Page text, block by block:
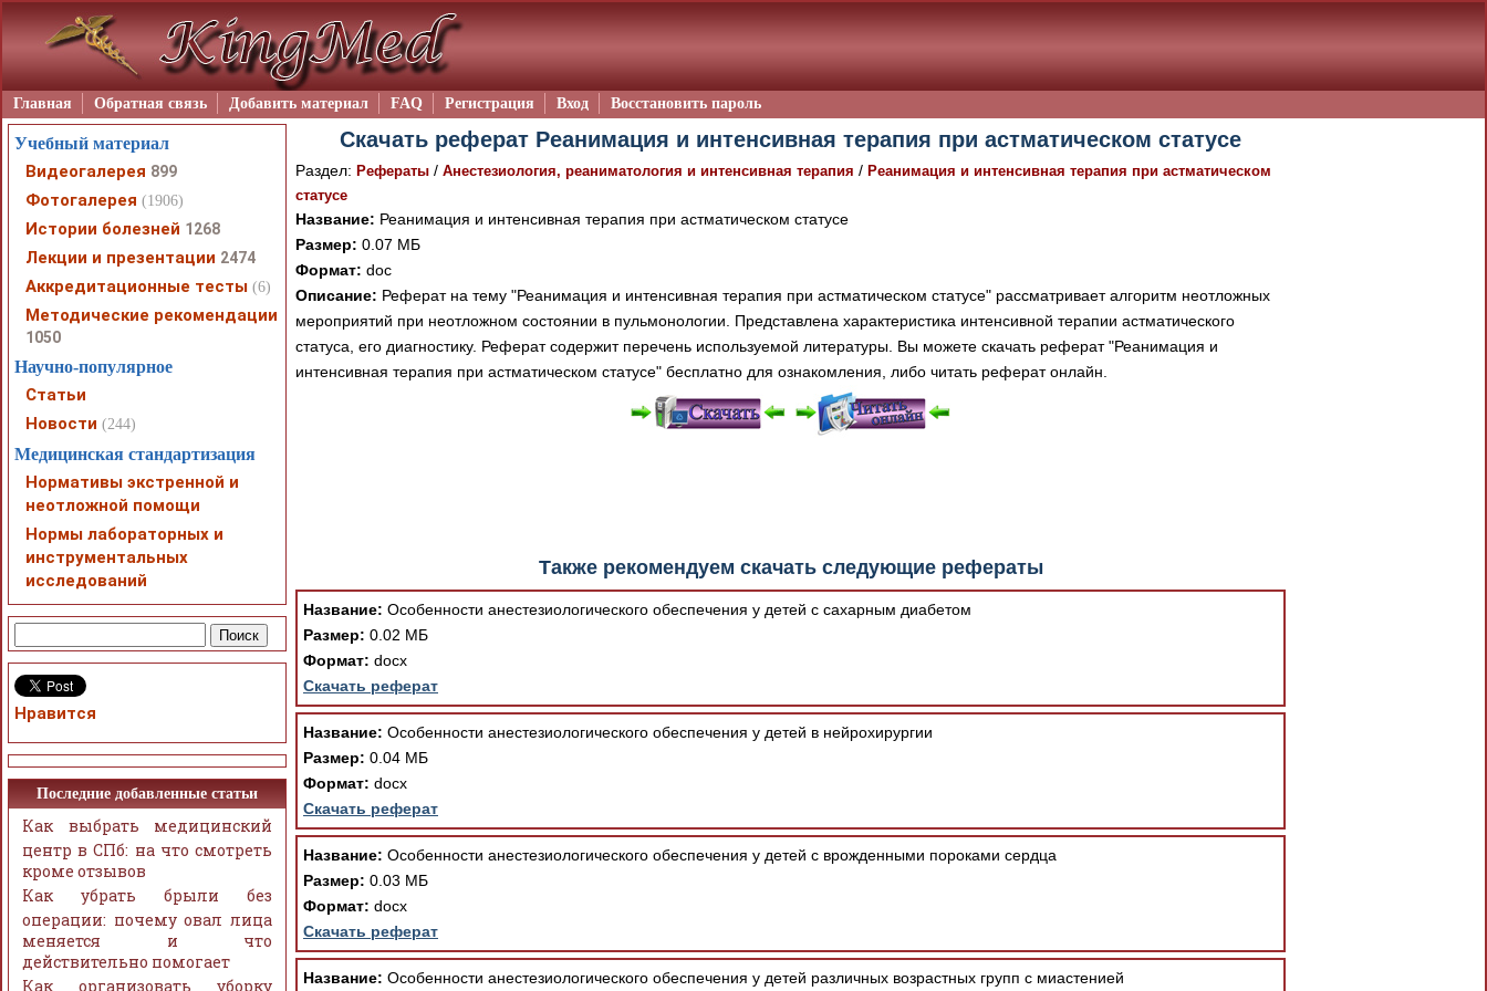
Главная Обратная связь Добавить материал FAQ Регистрация Вход Восстановить пароль
Скачать реферат Реанимация и интенсивная терапия при астматическом статусе
Раздел: Рефераты / Анестезиология, реаниматология и интенсивная терапия / Реанимация и интенсивная терапия при астматическом
статусе
Название: Реанимация и интенсивная терапия при астматическом статусе
Размер: 0.07 МБ
Формат: doc
Описание: Реферат на тему "Реанимация и интенсивная терапия при астматическом статусе" рассматривает алгоритм неотложных
мероприятий при неотложном состоянии в пульмонологии. Представлена характеристика интенсивной терапии астматического
статуса, его диагностику. Реферат содержит перечень используемой литературы. Вы можете скачать реферат "Реанимация и
интенсивная терапия при астматическом статусе" бесплатно для ознакомления, либо читать реферат онлайн.
Также рекомендуем скачать следующие рефераты
Название: Особенности анестезиологического обеспечения у детей с сахарным диабетом
Размер: 0.02 МБ
Формат: docx
Скачать реферат
Название: Особенности анестезиологического обеспечения у детей в нейрохирургии
Размер: 0.04 МБ
Формат: docx
Скачать реферат
Название: Особенности анестезиологического обеспечения у детей с врожденными пороками сердца
Размер: 0.03 МБ
Формат: docx
Скачать реферат
Название: Особенности анестезиологического обеспечения у детей различных возрастных групп с миастенией
Учебный материал
Видеогалерея 899
Фотогалерея (1906)
Истории болезней 1268
Лекции и презентации 2474
Аккредитационные тесты (6)
Методические рекомендации
1050
Научно-популярное
Статьи
Новости (244)
Медицинская стандартизация
Нормативы экстренной и
неотложной помощи
Нормы лабораторных и
инструментальных
исследований
Нравится
Последние добавленные статьи
Как выбрать медицинский
центр в СПб: на что смотреть
кроме отзывов
Как убрать брыли без
операции: почему овал лица
меняется и что
действительно помогает
Как организовать уборку